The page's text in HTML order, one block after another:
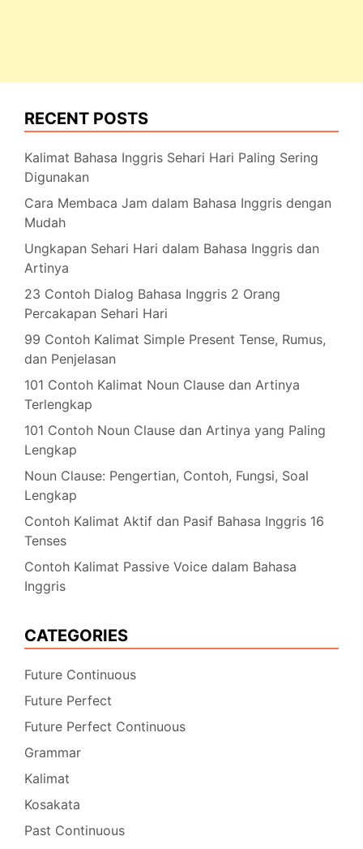
RECENT POSTS
Kalimat Bahasa Inggris Sehari Hari Paling Sering
Digunakan
Cara Membaca Jam dalam Bahasa Inggris dengan
Mudah
Ungkapan Sehari Hari dalam Bahasa Inggris dan
Artinya
23 Contoh Dialog Bahasa Inggris 2 Orang
Percakapan Sehari Hari
99 Contoh Kalimat Simple Present Tense, Rumus,
dan Penjelasan
101 Contoh Kalimat Noun Clause dan Artinya
Terlengkap
101 Contoh Noun Clause dan Artinya yang Paling
Lengkap
Noun Clause: Pengertian, Contoh, Fungsi, Soal
Lengkap
Contoh Kalimat Aktif dan Pasif Bahasa Inggris 16
Tenses
Contoh Kalimat Passive Voice dalam Bahasa
Inggris
CATEGORIES
Future Continuous
Future Perfect
Future Perfect Continuous
Grammar
Kalimat
Kosakata
Past Continuous